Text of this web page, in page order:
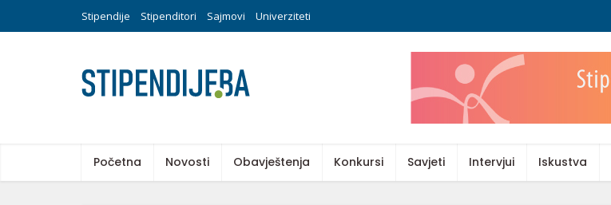
Stipendije Stipenditori Sajmovi Univerziteti
Početna Novosti Obavještenja Konkursi Savjeti Intervjui Iskustva